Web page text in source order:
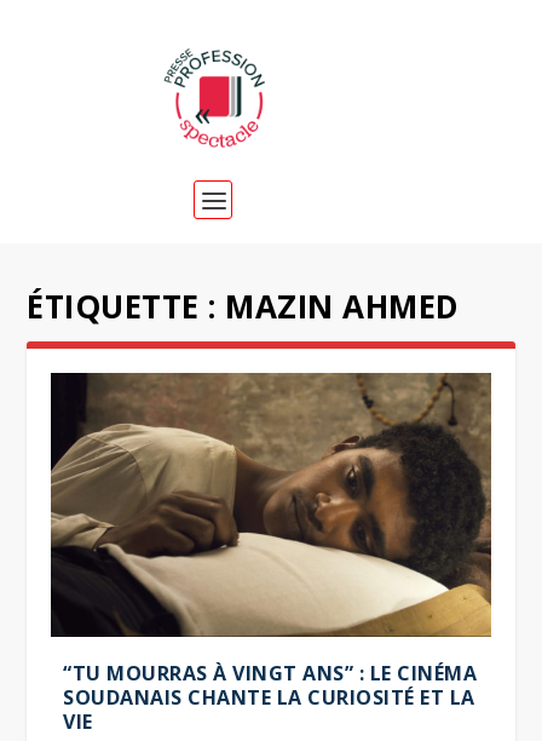
ÉTIQUETTE : MAZIN AHMED
“TU MOURRAS À VINGT ANS” : LE CINÉMA
SOUDANAIS CHANTE LA CURIOSITÉ ET LA
VIE